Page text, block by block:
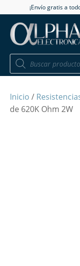
¡Envío gratis a
Búsqueda
productos
Inicio /
de 620K Ohm 2W